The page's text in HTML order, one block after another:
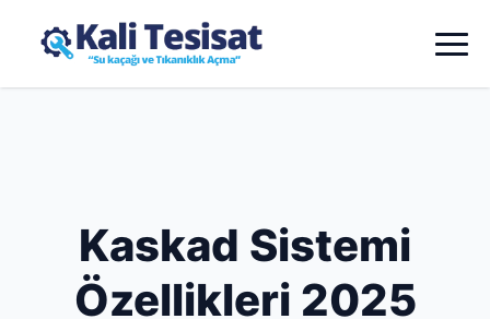
Kaskad Sistemi
Özellikleri 2025